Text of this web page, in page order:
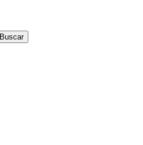
Buscar